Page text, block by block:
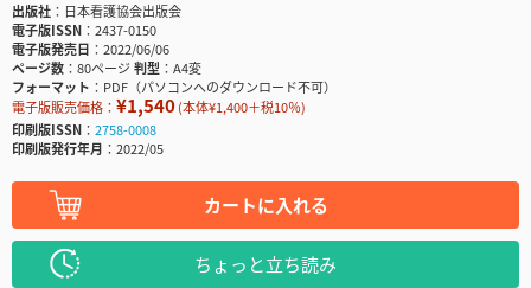
出版社
日本看護協会出版会
電子版ISSN
2437-0150
電子版発売日
2022/06/06
ページ数
80ページ判型
A4変
フォーマット
PDF（パソコンへのダウンロード不可）
電子版販売価格： ¥1,540(本体¥1,400＋税10％)
印刷版ISSN
2758-0008
印刷版発行年月
2022/05
カートに入れる
ちょっと立ち読み